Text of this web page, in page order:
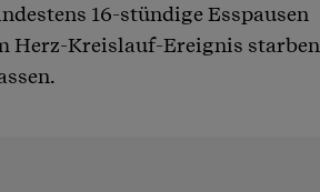
16-stündige Esspausen
Herz-Kreislauf-Ereignis starben